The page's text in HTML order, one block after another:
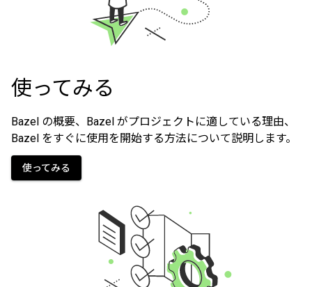
使ってみる
Bazel の概要、Bazel がプロジェクトに適している理由、
Bazel をすぐに使用を開始する方法について説明します。
使ってみる